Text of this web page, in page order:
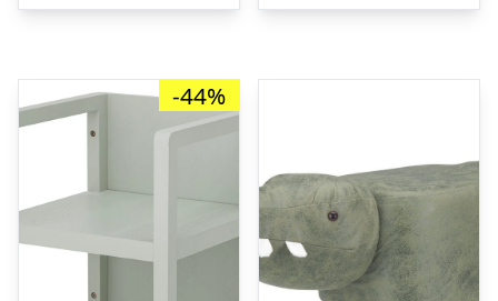
-44%